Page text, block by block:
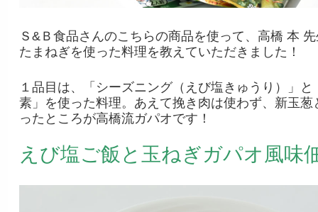
Ｓ&Ｂ食品さんのこちらの商品を使って、高橋 本
たまねぎを使った料理を教えていただきました！
１品目は、「シーズニング（えび塩きゅうり）」と
素」を使った料理。あえて挽き肉は使わず、新玉葱
ったところが高橋流ガパオです！
えび塩ご飯と玉ねぎガパオ風味